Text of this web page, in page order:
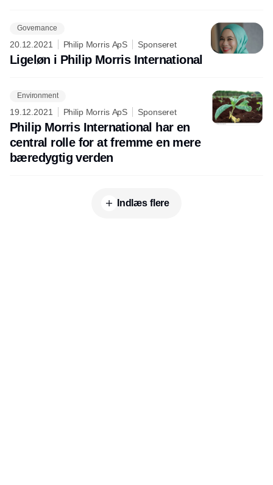
Governance
20.12.2021 Philip Morris ApS Sponseret
Ligeløn i Philip Morris International
Environment
19.12.2021 Philip Morris ApS Sponseret
Philip Morris International har en
central rolle for at fremme en mere
bæredygtig verden
Indlæs flere